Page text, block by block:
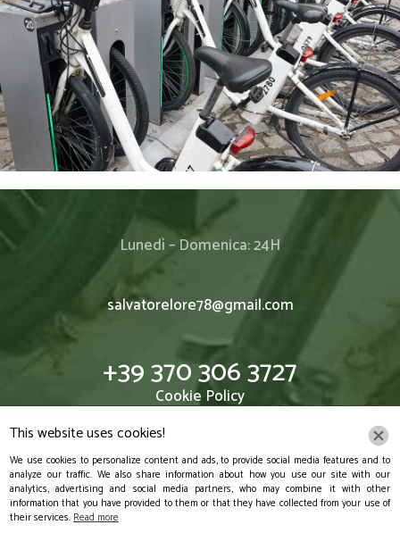
Lunedì – Domenica: 24H
salvatorelore78@gmail.com
+39 370 306 3727
Cookie Policy
Via Galatioto, 16, 95126
This website uses cookies!
We use cookies to personalize content and ads, to provide social media features and to
analyze our traffic. We also share information about how you use our site with our
analytics, advertising and social media partners, who may combine it with other
information that you have provided to them or that they have collected from your use of
their services.Read more